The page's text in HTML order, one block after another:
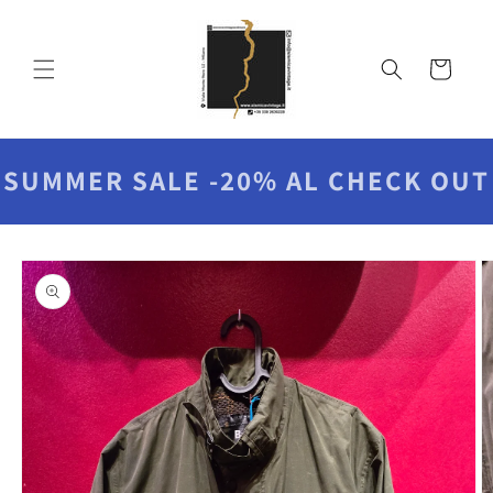
Carrello
SUMMER SALE -20% AL CHECK OUT
Passa alle
informazioni
sul prodotto